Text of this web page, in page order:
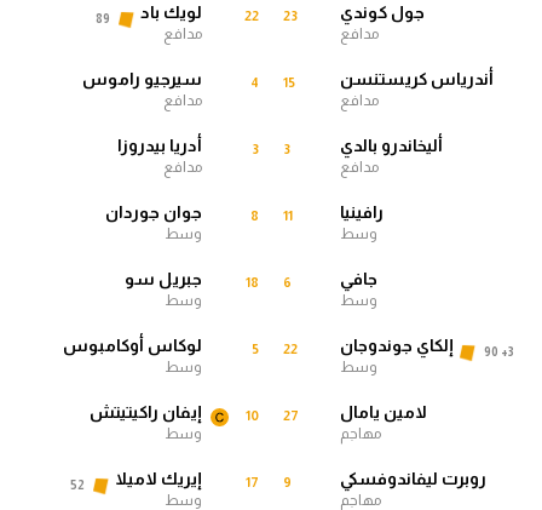
الدوري الفرنسي
الدوري السعودي للمحترفين
دوري أبطال أوروبا
دوري أبطال إفريقيا
23 جول كوندي
مدافع
22 لويك باد
مدافع
15 أندرياس كريستنسن
مدافع
4 سيرجيو راموس
مدافع
3 أليخاندرو بالدي
مدافع
3 أدريا بيدروزا
مدافع
11 رافينيا
وسط
8 جوان جوردان
وسط
6 جافي
وسط
18 جبريل سو
وسط
22 إلكاي جوندوجان
وسط
90 +3
5 لوكاس أوكامبوس
وسط
27 لامين يامال
مهاجم
10 إيفان راكيتيتش
وسط
9 روبرت ليفاندوفسكي
مهاجم
17 إيريك لاميلا
وسط